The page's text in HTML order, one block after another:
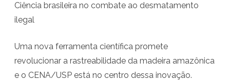
N
v
a
Ciência brasileira no combate ao desmatamento
ilegal
Uma nova ferramenta científica promete
revolucionar a rastreabilidade da madeira amazônica
e o CENA/USP está no centro dessa inovação.